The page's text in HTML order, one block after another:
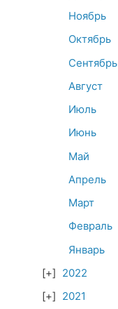
Ноябрь
Октябрь
Сентябрь
Август
Июль
Июнь
Май
Апрель
Март
Февраль
Январь
2022
2021